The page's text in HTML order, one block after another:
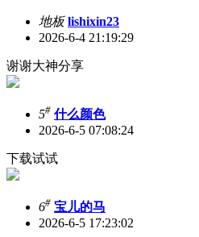
地板 lishixin23
2026-6-4 21:19:29
谢谢大神分享
5# 什么颜色
2026-6-5 07:08:24
下载试试
6# 宝儿的马
2026-6-5 17:23:02